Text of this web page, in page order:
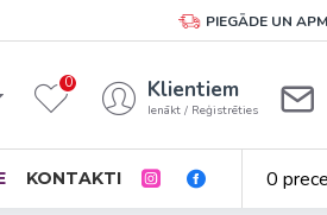
PIEGĀDE UN
0 Klientiem
Ienākt / Reģistrēties
KONTAKTI 0